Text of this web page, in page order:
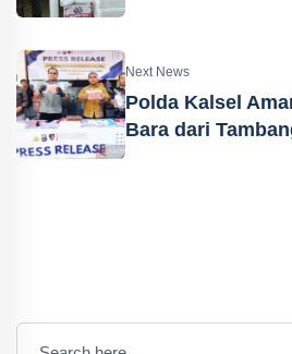
Next News
Polda Kalsel
Bara dari